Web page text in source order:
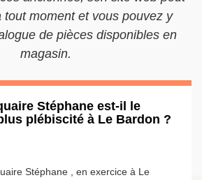
tout moment et vous pouvez y
de pièces disponibles en
magasin.
Stéphane est-il le
plébiscité à Le Bardon ?
Stéphane , en exercice à Le